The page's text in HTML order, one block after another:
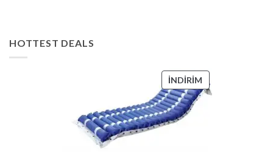
HOTTEST DEALS
İNDIRIM
ÜRÜN